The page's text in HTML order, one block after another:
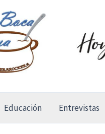
Educación Entrevistas